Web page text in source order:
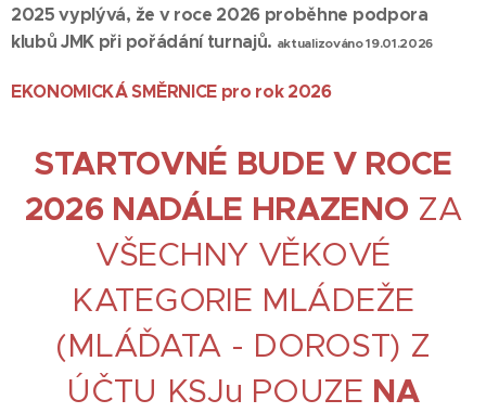
2025 vyplývá, že v roce 2026 proběhne podpora
klubů JMK při pořádání turnajů. aktualizováno 19.01.2026
EKONOMICKÁ SMĚRNICE pro rok 2026
STARTOVNÉ BUDE V ROCE
2026 NADÁLE HRAZENO ZA
VŠECHNY VĚKOVÉ
KATEGORIE MLÁDEŽE
(MLÁĎATA - DOROST) Z
ÚČTU KSJu POUZE NA